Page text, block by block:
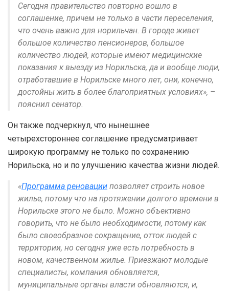
Сегодня правительство повторно вошло в
соглашение, причем не только в части переселения,
что очень важно для норильчан. В городе живет
большое количество пенсионеров, большое
количество людей, которые имеют медицинские
показания к выезду из Норильска, да и вообще люди,
отработавшие в Норильске много лет, они, конечно,
достойны жить в более благоприятных условиях», –
пояснил сенатор.
Он также подчеркнул, что нынешнее
четырехстороннее соглашение предусматривает
широкую программу не только по сохранению
Норильска, но и по улучшению качества жизни людей.
«Программа реновации позволяет строить новое
жилье, потому что на протяжении долгого времени в
Норильске этого не было. Можно объективно
говорить, что не было необходимости, потому как
было своеобразное сокращение, отток людей с
территории, но сегодня уже есть потребность в
новом, качественном жилье. Приезжают молодые
специалисты, компания обновляется,
муниципальные органы власти обновляются, и,